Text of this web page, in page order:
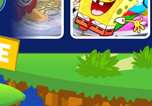
AVATAR:
ELEMENTAL
ESCAPE
NICK BLOCK
PARTY